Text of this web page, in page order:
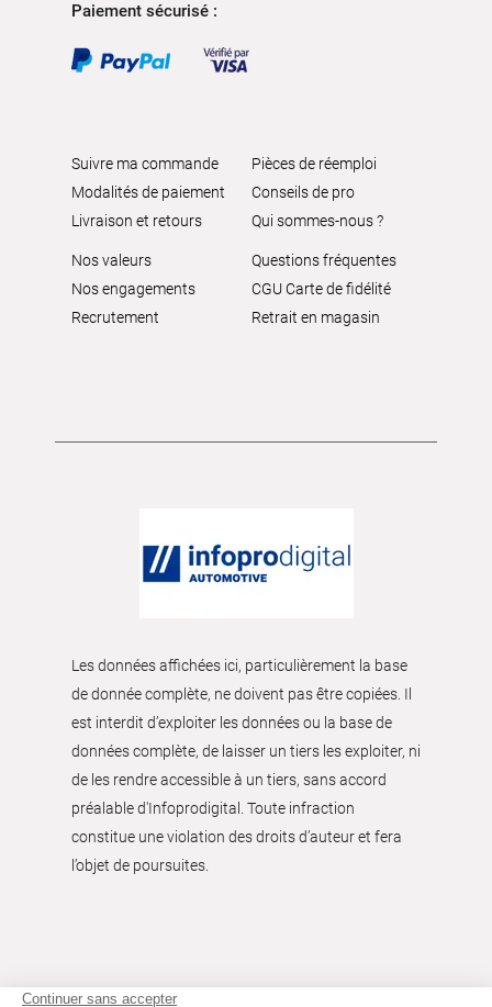
Paiement sécurisé :
Suivre ma commande
Modalités de paiement
Livraison et retours
Pièces de réemploi
Conseils de pro
Qui sommes-nous ?
Nos valeurs
Nos engagements
Recrutement
Questions fréquentes
CGU Carte de fidélité
Retrait en magasin
Les données affichées ici, particulièrement la base
de donnée complète, ne doivent pas être copiées. Il
est interdit d’exploiter les données ou la base de
données complète, de laisser un tiers les exploiter, ni
de les rendre accessible à un tiers, sans accord
préalable d'Infoprodigital. Toute infraction
constitue une violation des droits d’auteur et fera
l’objet de poursuites.